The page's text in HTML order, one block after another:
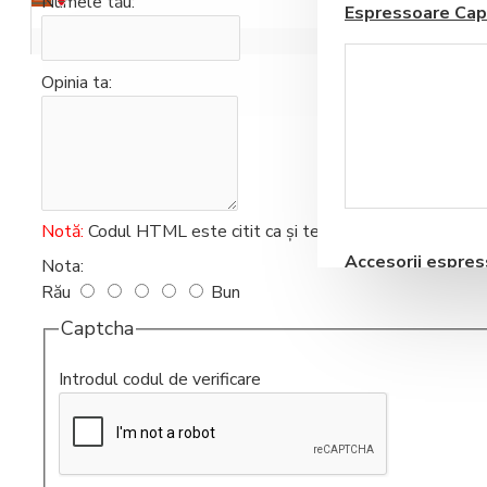
Milkshake
Storcatoare pentru
Fructe si Legume
Espressoare
Accesorii
Opinia ta:
Notă: Codul HTML este citit ca şi text!
Nota:
Rău
Bun
Captcha
Introdul codul de verificare